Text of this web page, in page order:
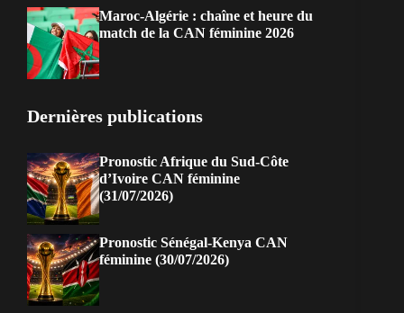
Maroc-Algérie : chaîne et heure du
match de la CAN féminine 2026
Dernières publications
Pronostic Afrique du Sud-Côte
d’Ivoire CAN féminine
(31/07/2026)
Pronostic Sénégal-Kenya CAN
féminine (30/07/2026)